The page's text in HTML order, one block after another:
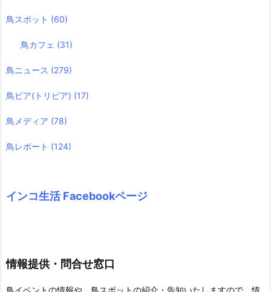
鳥スポット (60)
鳥カフェ (31)
鳥ニュース (279)
鳥ビア(トリビア) (17)
鳥メディア (78)
鳥レポート (124)
インコ生活 Facebookページ
情報提供・問合せ窓口